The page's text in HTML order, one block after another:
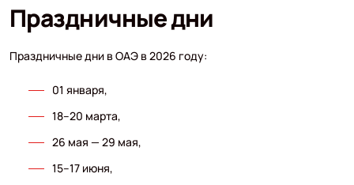
Праздничные дни
Праздничные дни в ОАЭ в 2026 году:
01 января,
18–20 марта,
26 мая — 29 мая,
15–17 июня,